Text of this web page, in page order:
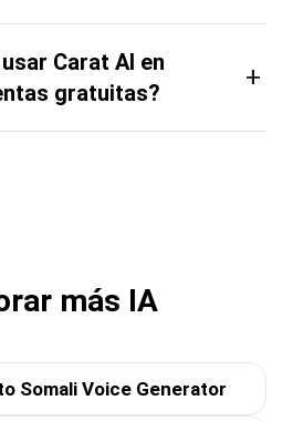
Carat AI en
gratuitas?
+
más IA
Somali Voice Generator